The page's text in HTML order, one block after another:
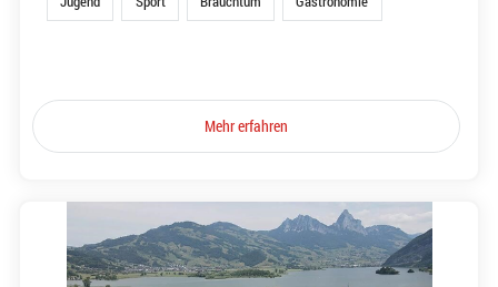
Mehr erfahren